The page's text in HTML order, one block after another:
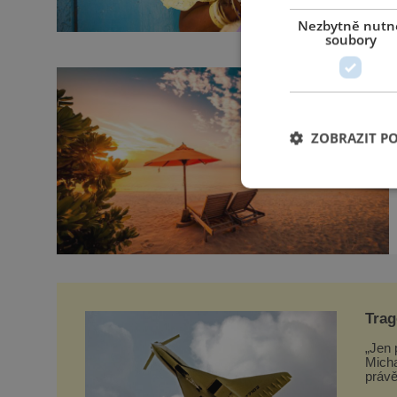
„Jen
Nezbytně
soubory
ZOBRAZIT